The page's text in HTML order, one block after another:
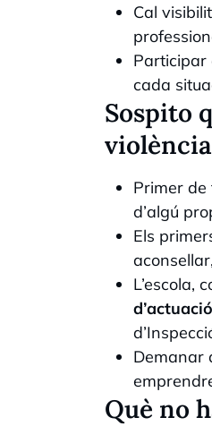
Cal
Participar
cada
Sospito
Primer de
d’algú
Els
L’escola,
d’actuació
Demanar
Què no